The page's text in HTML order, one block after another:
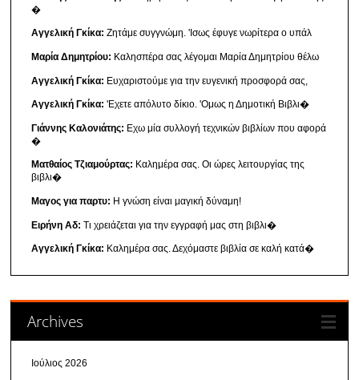
�
Αγγελική Γκίκα: Ζητάμε συγγνώμη. 'Ισως έφυγε νωρίτερα ο υπάλ
Μαρία Δημητρίου: Καλησπέρα σας λέγομαι Μαρία Δημητρίου θέλω
Αγγελική Γκίκα: Ευχαριστούμε για την ευγενική προσφορά σας,
Αγγελική Γκίκα: 'Εχετε απόλυτο δίκιο. 'Ομως η Δημοτική Βιβλι�
Γιάννης Καλονιάτης: Εχω μία συλλογή τεχνικών βιβλίων που αφορά
�
Ματθαίος Τζιαμούρτας: Καλημέρα σας. Οι ώρες λειτουργίας της
βιβλι�
Μαγος για παρτυ: Η γνώση είναι μαγική δύναμη!
Ειρήνη Αδ: Τι χρειάζεται για την εγγραφή μας στη βιβλι�
Αγγελική Γκίκα: Καλημέρα σας. Δεχόμαστε βιβλία σε καλή κατά�
Archives
Ιούλιος 2026